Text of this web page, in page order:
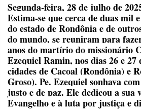
Segunda-feira, 28 de julho de
Estima-se que cerca de duas mil
do estado de Rondônia e de
do mundo, se reuniram para
anos do martírio do missionário
Ezequiel Ramin, nos dias 26 e 27
cidades de Cacoal (Rondônia) e
Groso). Pe. Ezequiel sonhava
justo e de paz. Ele dedicou a sua
Evangelho e à luta por justiça e